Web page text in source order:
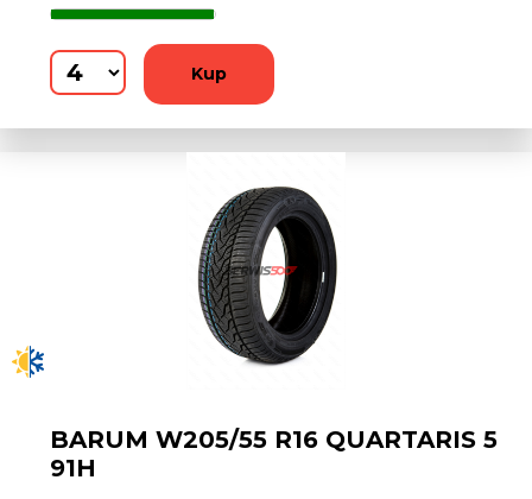
Kup
BARUM W205/55 R16 QUARTARIS 5
91H